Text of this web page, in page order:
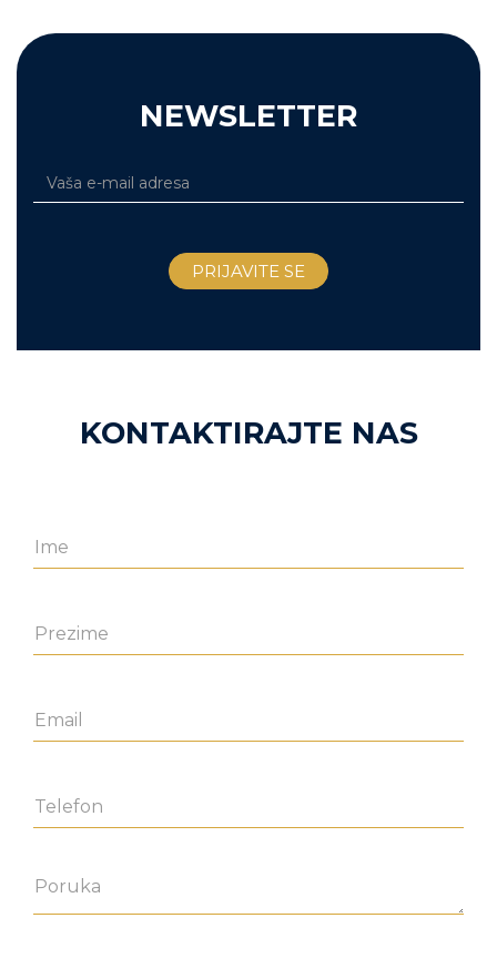
NEWSLETTER
KONTAKTIRAJTE NAS